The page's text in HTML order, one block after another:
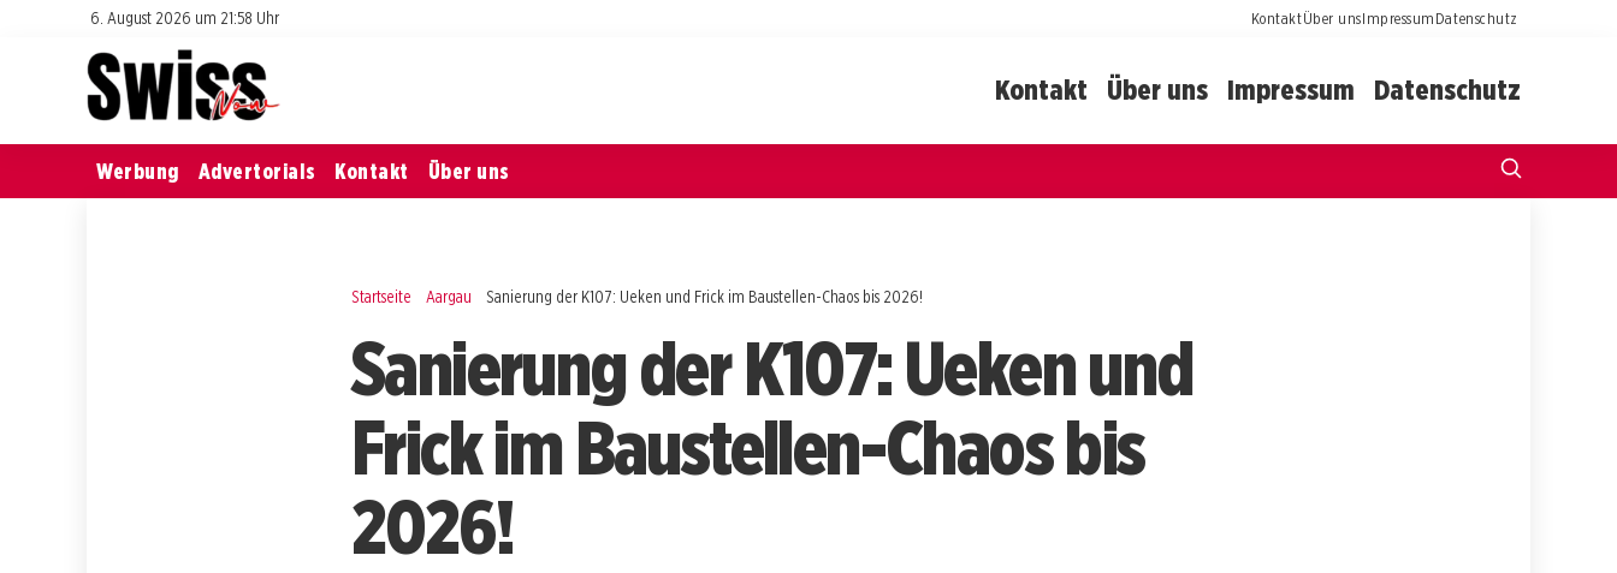
6. August 2026 um 21:58 Uhr KontaktÜber unsImpressumDatenschutz
Kontakt Über uns Impressum Datenschutz
Werbung Advertorials Kontakt Über uns
Startseite Aargau Sanierung der K107: Ueken und Frick im Baustellen-Chaos bis 2026!
Sanierung der K107: Ueken und
Frick im Baustellen-Chaos bis
2026!